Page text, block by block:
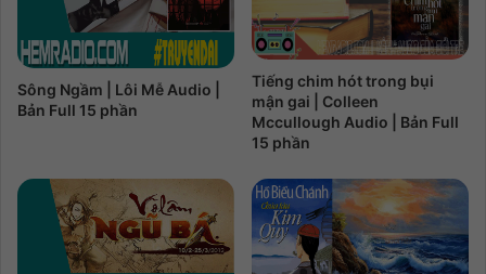
Sông Ngầm | Lôi Mễ Audio |
Bản Full 15 phần
Tiếng chim hót trong bụi
mận gai | Colleen
Mccullough Audio | Bản Full
15 phần